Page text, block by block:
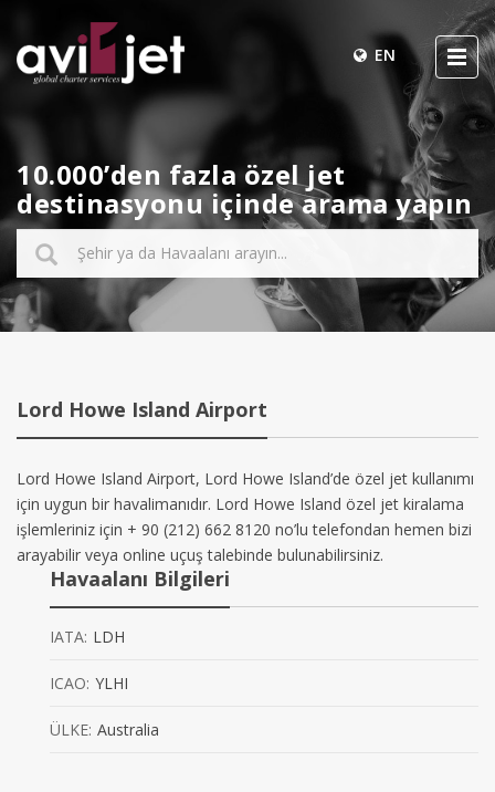
EN
10.000’den fazla özel jet
destinasyonu içinde arama yapın
Lord Howe Island Airport
Lord Howe Island Airport, Lord Howe Island’de özel jet kullanımı
için uygun bir havalimanıdır. Lord Howe Island özel jet kiralama
işlemleriniz için + 90 (212) 662 8120 no’lu telefondan hemen bizi
arayabilir veya online uçuş talebinde bulunabilirsiniz.
Havaalanı Bilgileri
IATA: LDH
ICAO: YLHI
ÜLKE: Australia